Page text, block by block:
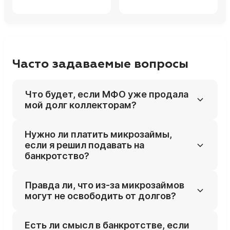
Часто задаваемые вопросы
Что будет, если МФО уже продала
мой долг коллекторам?
владелец долга — МФО или коллекторское
агентство: новый кредитор просто заявит
свои требования в деле, и этот долг также
Нужно ли платить микрозаймы,
если я решил подавать на
банкротство?
но бессмысленно продолжать бесконечно
продлевать займы, когда уже готовитесь к
какого момента платить) лучше согласовать
Правда ли, что из‑за микрозаймов
могут не освободить от долгов?
Есть ли смысл в банкротстве, если